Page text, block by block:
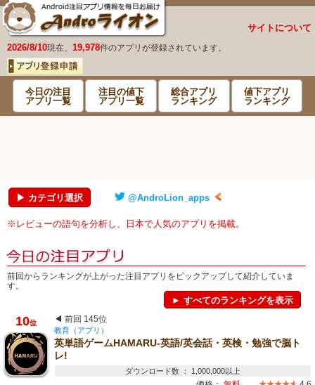
サイトについて
2026/8/10現在、 19,978件のアプリが登録されています。
今日の注目
アプリ一覧
注目の値下
アプリ一覧
総合アプリ
ランキング
値下アプリ
ランキング
▶ カテゴリ選択 @AndroLion_apps
※レビューの語句を分析し、日本で人気のアプリを掲載。
前回からランキングが上がった注目アプリをピックアップして紹介していま
す。
► すべてのランキングを表示
10位 ◀ 前回 145位
教育（アプリ）
英単語ゲームHAMARU-英語/英会話・英検・勉強で脳ト
レ!
ダウンロード数 ： 1,000,000以上